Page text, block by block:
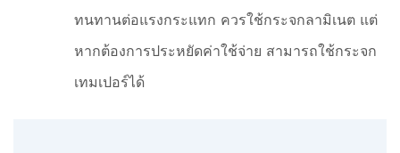
ทนทานต่อแรงกระแทก ควรใช้กระจกลามิเนต แต่
หากต้องการประหยัดค่าใช้จ่าย สามารถใช้กระจก
เทมเปอร์ได้